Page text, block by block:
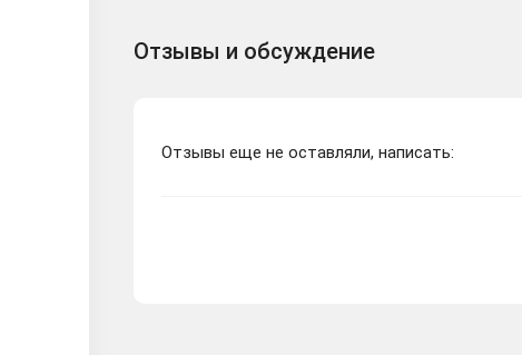
Отзывы и обсуждение
Отзывы еще не оставляли, написать: